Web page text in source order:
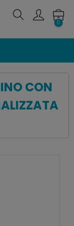
0
CON